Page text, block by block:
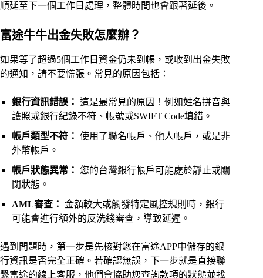
順延至下一個工作日處理，整體時間也會跟著延後。
富途牛牛出金失敗怎麼辦？
如果等了超過5個工作日資金仍未到帳，或收到出金失敗
的通知，請不要慌張。常見的原因包括：
銀行資訊錯誤： 這是最常見的原因！例如姓名拼音與
護照或銀行紀錄不符、帳號或SWIFT Code填錯。
帳戶類型不符： 使用了聯名帳戶、他人帳戶，或是非
外幣帳戶。
帳戶狀態異常： 您的台灣銀行帳戶可能處於靜止或關
閉狀態。
AML審查： 金額較大或觸發特定風控規則時，銀行
可能會進行額外的反洗錢審查，導致延遲。
遇到問題時，第一步是先核對您在富途APP中儲存的銀
行資訊是否完全正確。若確認無誤，下一步就是直接聯
繫富途的線上客服 ，他們會協助您查詢款項的狀態並找